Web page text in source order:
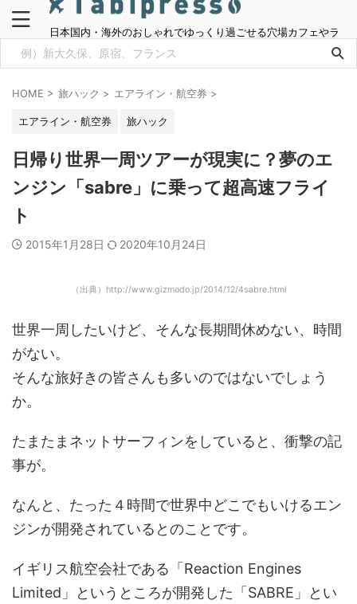
日本国内・海外のおしゃれでゆっくり過ごせる穴場カフェやラ
HOME > 旅ハック > エアライン・航空券 >
エアライン・航空券 旅ハック
日帰り世界一周ツアーが現実に？夢のエ
ンジン「sabre」に乗って超高速フライ
ト
2015年1月28日 2020年10月24日
（出典）http://www.gizmodo.jp/2014/12/4sabre.html
世界一周したいけど、そんな長期間休めない、時間
がない。
そんな旅好きの皆さんも多いのではないでしょう
か。
たまたまネットサーフィンをしていると、衝撃の記
事が。
なんと、たった４時間で世界中どこでもいけるエン
ジンが開発されているとのことです。
イギリス航空会社である「Reaction Engines
Limited」というところが開発した「SABRE」とい